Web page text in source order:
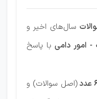
سال‌های اخیر و
- امور دامی با پاسخ
(اصل سوالات) و